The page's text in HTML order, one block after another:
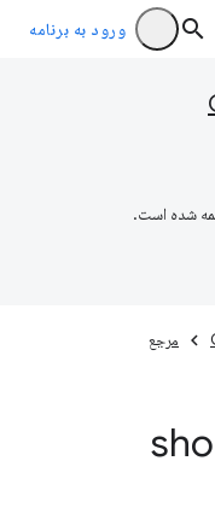
ورود به برنامه
شده است.
مرجع